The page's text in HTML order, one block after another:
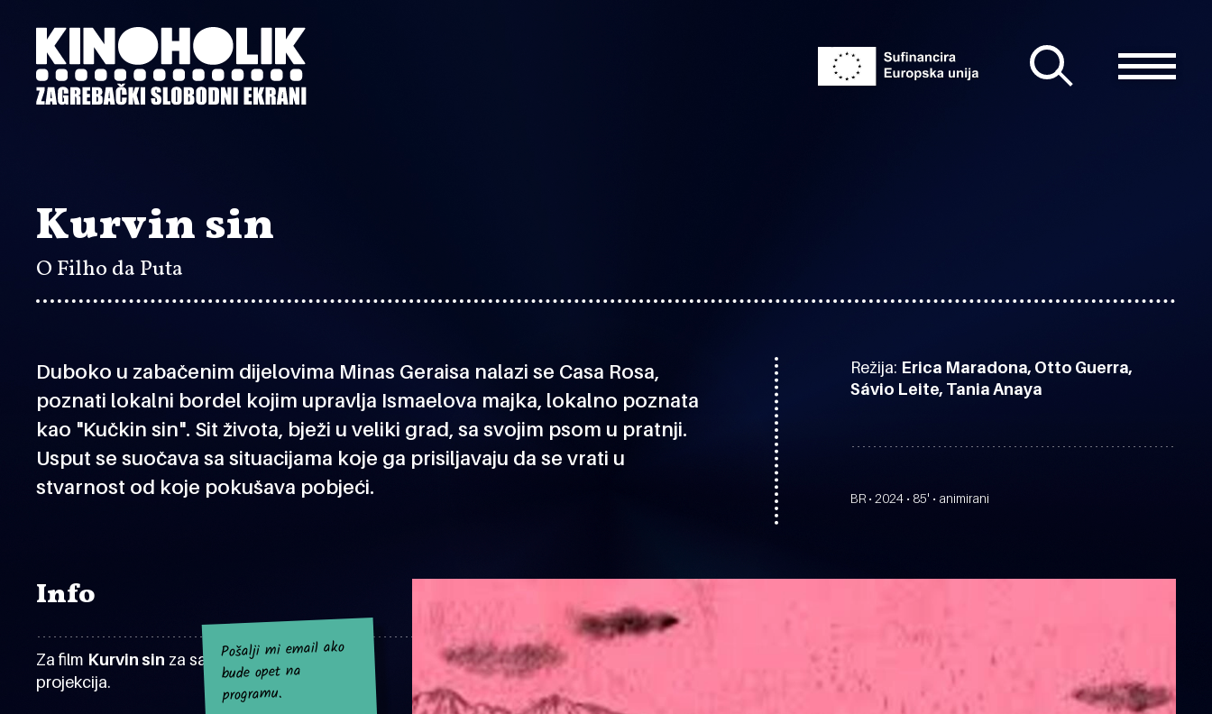
sadržaj
Kurvin sin
O Filho da Puta
Duboko u zabačenim dijelovima Minas Geraisa nalazi se Casa Rosa,
poznati lokalni bordel kojim upravlja Ismaelova majka, lokalno poznata
kao "Kučkin sin". Sit života, bježi u veliki grad, sa svojim psom u pratnji.
Usput se suočava sa situacijama koje ga prisiljavaju da se vrati u
stvarnost od koje pokušava pobjeći.
Režija: Erica Maradona, Otto Guerra,
Sávio Leite, Tania Anaya
BR • 2024 • 85' • animirani
Info
Za film Kurvin sin za sad nema najavljenih
projekcija.
Pošalji mi email ako
bude opet na
programu.